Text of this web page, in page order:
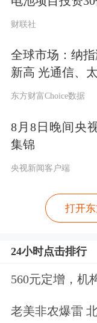
年国家将大
位置,从"着
方位扩大国
费专项行动
免责声明：
考，不构成
险自担。东
更多信息，
富力求但不
错漏请以中
财联社
全球市场：纳
新高 光通信、
东方财富Choice数据
8月8日晚间央
集锦
央视新闻客户端
打开
24小时点击排行
560元定增，机
老美非农爆雷